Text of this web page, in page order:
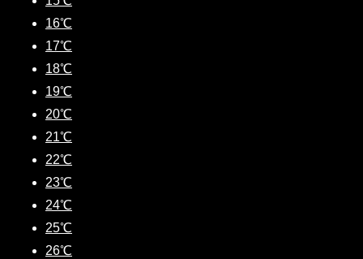
16℃
17℃
18℃
19℃
20℃
21℃
22℃
23℃
24℃
25℃
26℃